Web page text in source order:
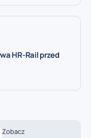
HR-Rail przed
Zobacz